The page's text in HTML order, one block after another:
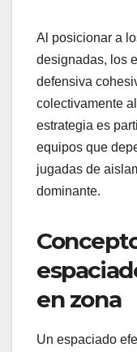
Al posicionar a
designadas, los
defensiva
colectivamente
estrategia es
equipos que
jugadas de
dominante.
en zona
Un espaciado